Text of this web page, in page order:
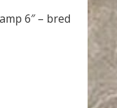
6″ – bred